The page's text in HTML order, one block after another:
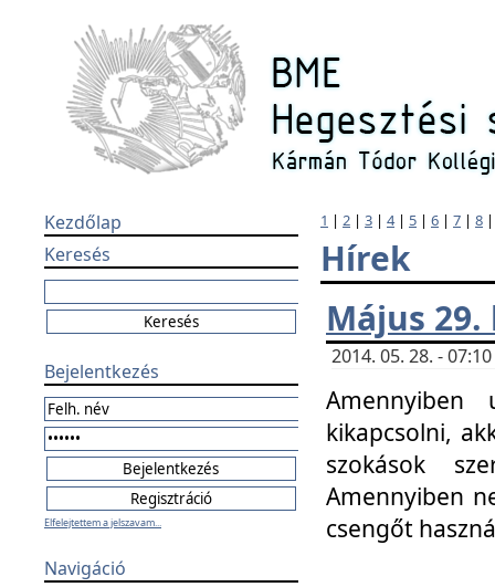
Kezdőlap
Keresés
Bejelentkezés
Elfelejtettem a jelszavam...
Navigáció
1 | 2 | 3 | 4| 5 | 6 | 7 | 8
Hírek
Május
2014. 05. 28. -
kikapcsolni,
szokások
Amennyiben
csengőt